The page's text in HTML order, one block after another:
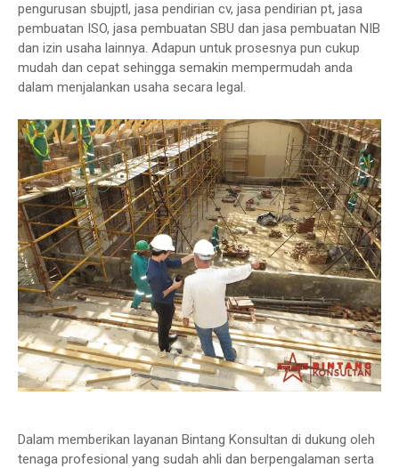
pengurusan sbujptl, jasa pendirian cv, jasa pendirian pt, jasa
pembuatan ISO, jasa pembuatan SBU dan jasa pembuatan NIB
dan izin usaha lainnya. Adapun untuk prosesnya pun cukup
mudah dan cepat sehingga semakin mempermudah anda
dalam menjalankan usaha secara legal.
Dalam memberikan layanan Bintang Konsultan di dukung oleh
tenaga profesional yang sudah ahli dan berpengalaman serta